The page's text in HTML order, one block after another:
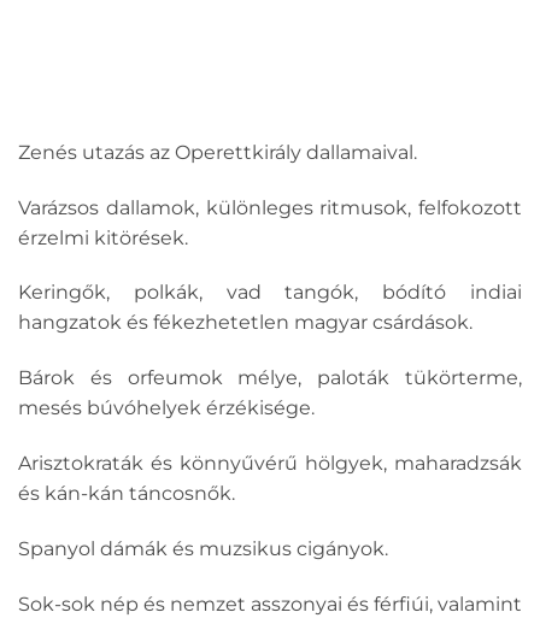
Zenés utazás az Operettkirály dallamaival.
Varázsos dallamok, különleges ritmusok, felfokozott
érzelmi kitörések.
Keringők, polkák, vad tangók, bódító indiai
hangzatok és fékezhetetlen magyar csárdások.
Bárok és orfeumok mélye, paloták tükörterme,
mesés búvóhelyek érzékisége.
Arisztokraták és könnyűvérű hölgyek, maharadzsák
és kán-kán táncosnők.
Spanyol dámák és muzsikus cigányok.
Sok-sok nép és nemzet asszonyai és férfiúi, valamint